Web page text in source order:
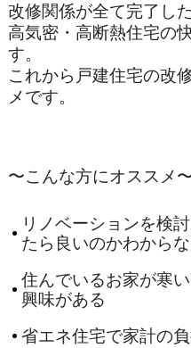
改修関係が全て完了し
高気密・高断熱住宅の
す。
これから戸建住宅の改
メです。
〜こんな方にオススメ
リノベーションを検
たら良いのかわから
住んでいるお家が寒
興味がある
省エネ住宅で家計の